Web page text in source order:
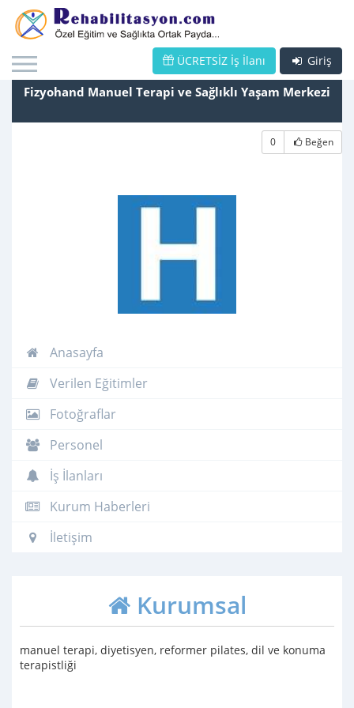
Giriş
ÜCRETSİZ İş İlanı
Fizyohand Manuel Terapi ve Sağlıklı Yaşam Merkezi
0 Beğen
Anasayfa
Verilen Eğitimler
Fotoğraflar
Personel
İş İlanları
Kurum Haberleri
İletişim
Kurumsal
manuel terapi, diyetisyen, reformer pilates, dil ve konuma
terapistliği